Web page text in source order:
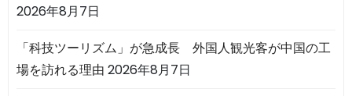
2026年8月7日
「科技ツーリズム」が急成長 外国人観光客が中国の工
場を訪れる理由 2026年8月7日